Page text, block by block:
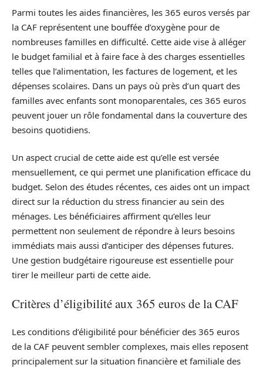
Parmi toutes les aides financières, les 365 euros versés par
la CAF représentent une bouffée d’oxygène pour de
nombreuses familles en difficulté. Cette aide vise à alléger
le budget familial et à faire face à des charges essentielles
telles que l’alimentation, les factures de logement, et les
dépenses scolaires. Dans un pays où près d’un quart des
familles avec enfants sont monoparentales, ces 365 euros
peuvent jouer un rôle fondamental dans la couverture des
besoins quotidiens.
Un aspect crucial de cette aide est qu’elle est versée
mensuellement, ce qui permet une planification efficace du
budget. Selon des études récentes, ces aides ont un impact
direct sur la réduction du stress financier au sein des
ménages. Les bénéficiaires affirment qu’elles leur
permettent non seulement de répondre à leurs besoins
immédiats mais aussi d’anticiper des dépenses futures.
Une gestion budgétaire rigoureuse est essentielle pour
tirer le meilleur parti de cette aide.
Critères d’éligibilité aux 365 euros de la CAF
Les conditions d’éligibilité pour bénéficier des 365 euros
de la CAF peuvent sembler complexes, mais elles reposent
principalement sur la situation financière et familiale des